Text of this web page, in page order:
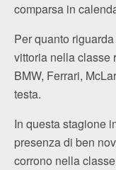
comparsa in
Per quanto
vittoria nella classe
BMW, Ferrari,
testa.
In questa stagione
presenza di ben
corrono nella